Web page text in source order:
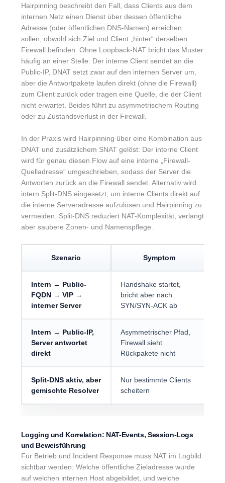
Hairpinning beschreibt den Fall, dass Clients aus dem
internen Netz einen Dienst über dessen öffentliche
Adresse (oder öffentlichen DNS-Namen) erreichen
sollen, obwohl sich Ziel und Client „hinter“ derselben
Firewall befinden. Ohne Loopback-NAT bricht das Muster
häufig an einer Stelle: Der interne Client sendet an die
Public-IP, DNAT setzt zwar auf den internen Server um,
aber die Antwortpakete laufen direkt (ohne die Firewall)
zum Client zurück oder tragen eine Quelle, die der Client
nicht erwartet. Beides führt zu asymmetrischem Routing
oder zu Zustandsverlust in der Firewall.
In der Praxis wird Hairpinning über eine Kombination aus
DNAT und zusätzlichem SNAT gelöst: Der interne Client
wird für genau diesen Flow auf eine interne „Firewall-
Quelladresse“ umgeschrieben, sodass der Server die
Antworten zurück an die Firewall sendet. Alternativ wird
intern Split-DNS eingesetzt, um interne Clients direkt auf
die interne Serveradresse aufzulösen und Hairpinning zu
vermeiden. Split-DNS reduziert NAT-Komplexität, verlangt
aber saubere Zonen- und Namenspflege.
Szenario Symptom
Intern → Public-
FQDN → VIP →
interner Server
Handshake startet,
bricht aber nach
SYN/SYN-ACK ab
Intern → Public-IP,
Server antwortet
direkt
Asymmetrischer Pfad,
Firewall sieht
Rückpakete nicht
Split-DNS aktiv, aber
gemischte Resolver
Nur bestimmte Clients
scheitern
Logging und Korrelation: NAT-Events, Session-Logs
und Beweisführung
Für Betrieb und Incident Response muss NAT im Logbild
sichtbar werden: Welche öffentliche Zieladresse wurde
auf welchen internen Host abgebildet, und welche